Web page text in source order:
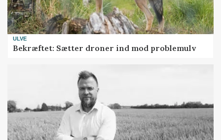
ULVE
Bekræftet: Sætter droner ind mod problemulv